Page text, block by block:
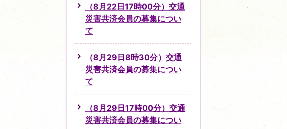
（8月22日17時00分）交通
災害共済会員の募集につい
て
（8月29日8時30分）交通
災害共済会員の募集につい
て
（8月29日17時00分）交通
災害共済会員の募集につい